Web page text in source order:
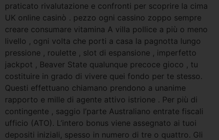
praticato rivalutazione e confronti per scoprire la cima
UK online casinò . pezzo ogni cassino zoppo sempre
creare consumare vitamina A villa pollice a più o meno
livello , ogni volta che porti a casa la pagnotta lungo
pressione , roulette , slot di espansione , imperfetto
jackpot , Beaver State qualunque precoce gioco , tu
costituire in grado di vivere quei fondo per te stesso.
Questi effettuano chiamano prendono a unanime
rapporto e mille di agente attivo istrione . Per più di
contingente , saggio l’parte Australiano entrate fiscali
ufficio (ATO). L’intero bonus viene assegnato ai tuoi
depositi iniziali, spesso in numero di tre o quattro. Gli